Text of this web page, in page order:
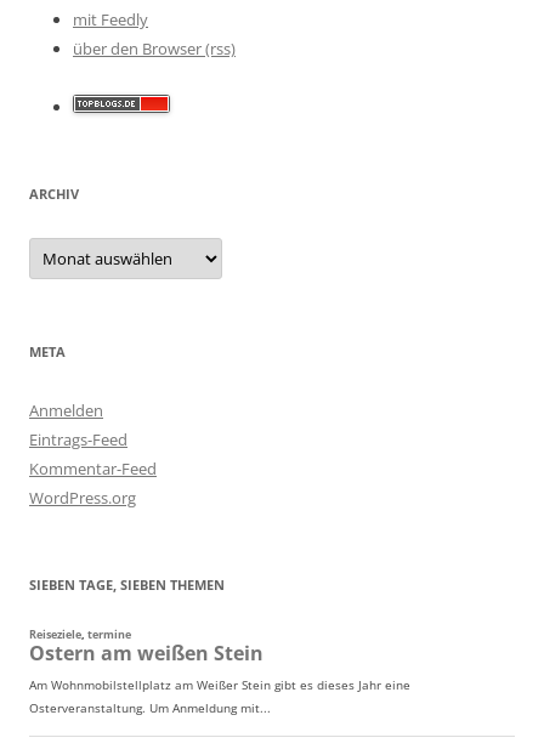
mit Feedly
über den Browser (rss)
ARCHIV
Archiv
META
Anmelden
Eintrags-Feed
Kommentar-Feed
WordPress.org
SIEBEN TAGE, SIEBEN THEMEN